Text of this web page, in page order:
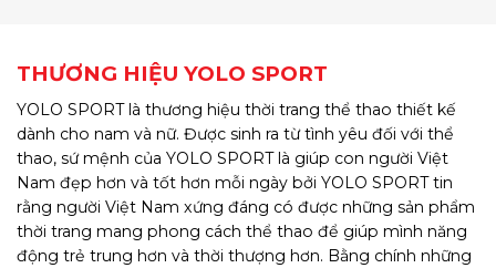
THƯƠNG HIỆU YOLO SPORT
YOLO SPORT là thương hiệu thời trang thể thao thiết kế
dành cho nam và nữ. Được sinh ra từ tình yêu đối với thể
thao, sứ mệnh của YOLO SPORT là giúp con người Việt
Nam đẹp hơn và tốt hơn mỗi ngày bởi YOLO SPORT tin
rằng người Việt Nam xứng đáng có được những sản phẩm
thời trang mang phong cách thể thao để giúp mình năng
động trẻ trung hơn và thời thượng hơn. Bằng chính những